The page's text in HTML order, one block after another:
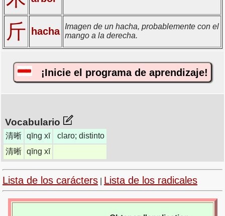
斤 hacha
Imagen de un hacha, probablemente con el
mango a la derecha.
¡Inicie el programa de aprendizaje!
Vocabulario
清晰 qīng xī
claro; distinto
清晰 qīng xī
Lista de los carácters Lista de los radicales